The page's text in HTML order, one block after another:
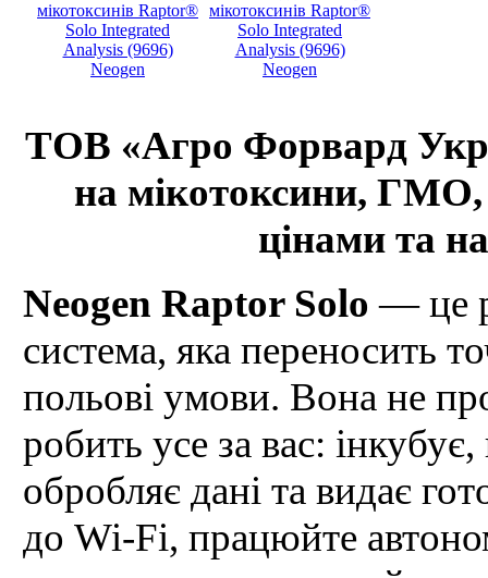
ТОВ «Агро Форвард
на мікотоксини, ГМО,
цінами та
Neogen Raptor Solo — це
система, яка переносить
польові умови. Вона не
робить усе за вас:
обробляє дані та видає
до Wi-Fi, працюйте